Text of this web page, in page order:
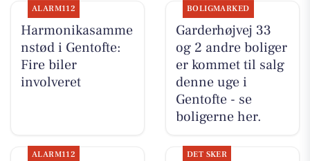
ALARM112
Harmonikasamme
nstød i Gentofte:
Fire biler
involveret
BOLIGMARKED
Garderhøjvej 33
og 2 andre boliger
er kommet til salg
denne uge i
Gentofte - se
boligerne her.
ALARM112 DET SKER